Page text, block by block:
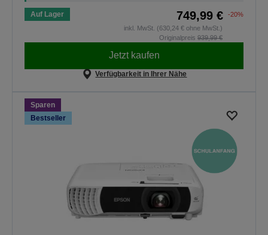
Auf Lager 749,99 €
-20%
inkl. MwSt. (630,24 € ohne MwSt.)
Originalpreis 939,99 €
Jetzt kaufen
Verfügbarkeit in Ihrer Nähe
Sparen
Bestseller